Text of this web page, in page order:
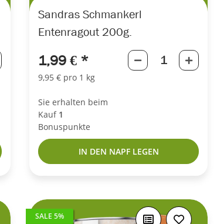
Sandras Schmankerl
Entenragout 200g.
1,99 € *
9,95 € pro 1 kg
Sie erhalten beim
Kauf 1
Bonuspunkte
IN DEN NAPF LEGEN
SALE 5%